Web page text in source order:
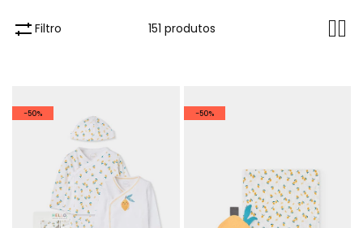
Filtro 151 produtos
-50% -50%